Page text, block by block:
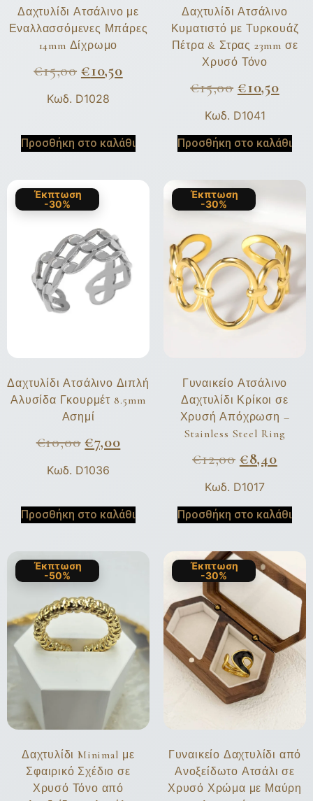
Δαχτυλίδι Ατσάλινο με
Εναλλασσόμενες Μπάρες
14mm Δίχρωμο
€15,00 €10,50
Κωδ. D1028
Προσθήκη στο καλάθι
Δαχτυλίδι Ατσάλινο
Κυματιστό με Τυρκουάζ
Πέτρα & Στρας 23mm σε
Χρυσό Τόνο
€15,00 €10,50
Κωδ. D1041
Προσθήκη στο καλάθι
Έκπτωση
-30%
Δαχτυλίδι Ατσάλινο Διπλή
Αλυσίδα Γκουρμέτ 8.5mm
Ασημί
€10,00 €7,00
Κωδ. D1036
Προσθήκη στο καλάθι
Έκπτωση
-30%
Γυναικείο Ατσάλινο
Δαχτυλίδι Κρίκοι σε
Χρυσή Απόχρωση –
Stainless Steel Ring
€12,00 €8,40
Κωδ. D1017
Προσθήκη στο καλάθι
Έκπτωση
-50%
Δαχτυλίδι Minimal με
Σφαιρικό Σχέδιο σε
Χρυσό Τόνο από
Έκπτωση
-30%
Γυναικείο Δαχτυλίδι από
Ανοξείδωτο Ατσάλι σε
Χρυσό Χρώμα με Μαύρη